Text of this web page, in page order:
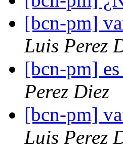
[bcn-pm]
Luis Perez
[bcn-pm]
Perez Diez
[bcn-pm]
Luis Perez